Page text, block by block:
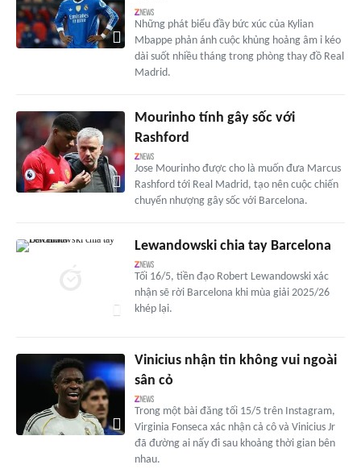
Những phát biểu đầy bức xúc của Kylian
Mbappe phản ánh cuộc khủng hoảng âm ỉ kéo
dài suốt nhiều tháng trong phòng thay đồ Real
Madrid.
Mourinho tính gây sốc với
Rashford
Jose Mourinho được cho là muốn đưa Marcus
Rashford tới Real Madrid, tạo nên cuộc chiến
chuyển nhượng gây sốc với Barcelona.
Lewandowski chia tay Barcelona
Tối 16/5, tiền đạo Robert Lewandowski xác
nhận sẽ rời Barcelona khi mùa giải 2025/26
khép lại.
Vinicius nhận tin không vui ngoài
sân cỏ
Trong một bài đăng tối 15/5 trên Instagram,
Virginia Fonseca xác nhận cả cô và Vinicius Jr
đã đường ai nấy đi sau khoảng thời gian bên
nhau.